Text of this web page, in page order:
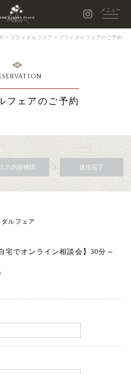
> ブライダルフェア > ブライダルフェアのご予約
フェアのご予約
入力内容確認 送信完了
ルフェア
でオンライン相談会】30分～